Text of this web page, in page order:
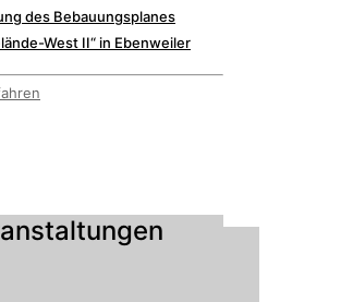
des Bebauungsplanes
West II“ in Ebenweiler